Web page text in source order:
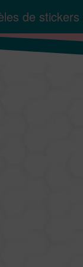
de stickers